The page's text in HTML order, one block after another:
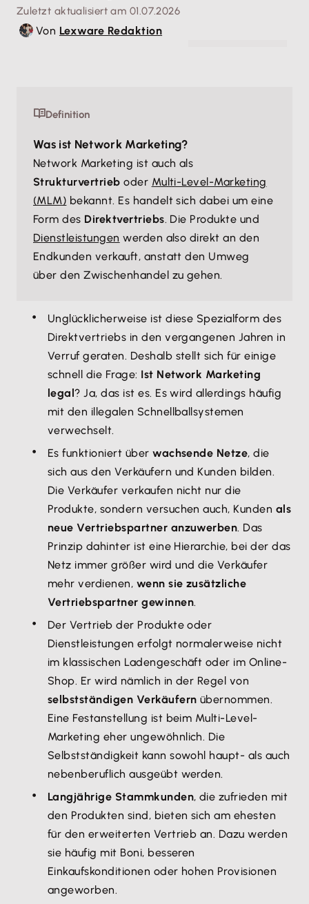
Zuletzt aktualisiert am 01.07.2026
Von Lexware Redaktion
Definition
Was ist Network Marketing?
Network Marketing ist auch als
Strukturvertrieboder Multi-Level-Marketing
(MLM) bekannt. Es handelt sich dabei um eine
Form des Direktvertriebs. Die Produkte und
Dienstleistungen werden also direkt an den
Endkunden verkauft, anstatt den Umweg
über den Zwischenhandel zu gehen.
Unglücklicherweise ist diese Spezialform des
Direktvertriebs in den vergangenen Jahren in
Verruf geraten. Deshalb stellt sich für einige
schnell die Frage: Ist Network Marketing
legal? Ja, das ist es. Es wird allerdings häufig
mit den illegalen Schnellballsystemen
verwechselt.
Es funktioniert überwachsende Netze, die
sich aus den Verkäufern und Kunden bilden.
Die Verkäufer verkaufen nicht nur die
Produkte, sondern versuchen auch, Kunden als
neue Vertriebspartner anzuwerben. Das
Prinzip dahinter ist eine Hierarchie, bei der das
Netz immer größer wird und die Verkäufer
mehr verdienen, wenn sie zusätzliche
Vertriebspartner gewinnen.
Der Vertrieb der Produkte oder
Dienstleistungen erfolgt normalerweise nicht
im klassischen Ladengeschäft oder im Online-
Shop. Er wird nämlich in der Regel von
selbstständigen Verkäufern übernommen.
Eine Festanstellung ist beim Multi-Level-
Marketing eher ungewöhnlich. Die
Selbstständigkeit kann sowohl haupt- als auch
nebenberuflich ausgeübt werden.
Langjährige Stammkunden, die zufrieden mit
den Produkten sind, bieten sich am ehesten
für den erweiterten Vertrieb an. Dazu werden
sie häufig mit Boni, besseren
Einkaufskonditionen oder hohen Provisionen
angeworben.